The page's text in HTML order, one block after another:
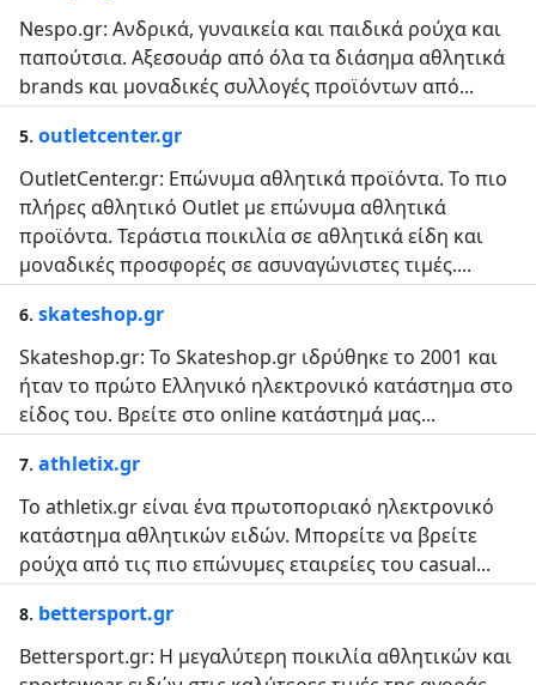
Nespo.gr: Ανδρικά, γυναικεία και παιδικά ρούχα και
παπούτσια. Αξεσουάρ από όλα τα διάσημα αθλητικά
brands και μοναδικές συλλογές προϊόντων από...
5. outletcenter.gr
OutletCenter.gr: Επώνυμα αθλητικά προϊόντα. Το πιο
πλήρες αθλητικό Outlet με επώνυμα αθλητικά
προϊόντα. Τεράστια ποικιλία σε αθλητικά είδη και
μοναδικές προσφορές σε ασυναγώνιστες τιμές....
6. skateshop.gr
Skateshop.gr: Το Skateshop.gr ιδρύθηκε το 2001 και
ήταν το πρώτο Ελληνικό ηλεκτρονικό κατάστημα στο
είδος του. Βρείτε στο online κατάστημά μας...
7. athletix.gr
Το athletix.gr είναι ένα πρωτοποριακό ηλεκτρονικό
κατάστημα αθλητικών ειδών. Μπορείτε να βρείτε
ρούχα από τις πιο επώνυμες εταιρείες του casual...
8. bettersport.gr
Bettersport.gr: Η μεγαλύτερη ποικιλία αθλητικών και